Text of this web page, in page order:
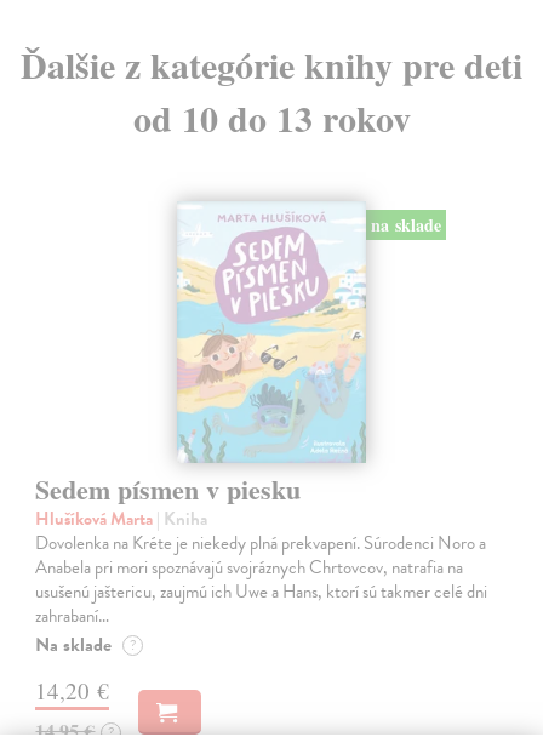
Ďalšie z kategórie knihy pre deti
od 10 do 13 rokov
na sklade
Sedem písmen v piesku
Hlušíková Marta| Kniha
Dovolenka na Kréte je niekedy plná prekvapení. Súrodenci Noro a
Anabela pri mori spoznávajú svojráznych Chrtovcov, natrafia na
usušenú jaštericu, zaujmú ich Uwe a Hans, ktorí sú takmer celé dni
zahrabaní…
Na sklade ?
14,20 €
14,95 € ?